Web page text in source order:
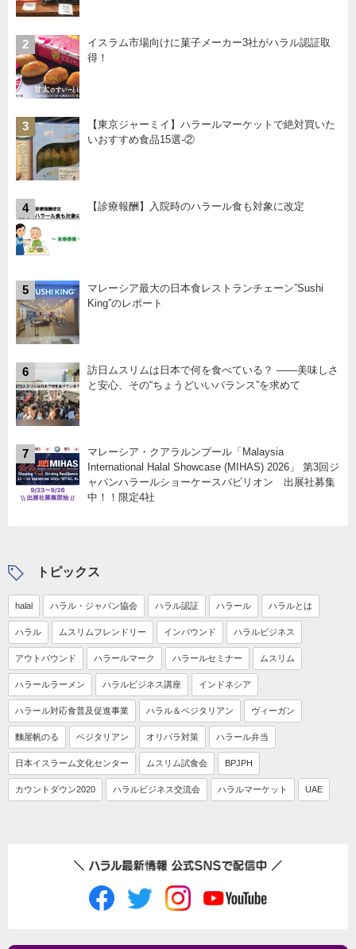
2
イスラム市場向けに菓子メーカー3社がハラル認証取
得！
3
【東京ジャーミイ】ハラールマーケットで絶対買いた
いおすすめ食品15選-②
4 【診療報酬】入院時のハラール食も対象に改定
5
マレーシア最大の日本食レストランチェーン”Sushi
King”のレポート
6
訪日ムスリムは日本で何を食べている？ ――美味しさ
と安心、その“ちょうどいいバランス”を求めて
7
マレーシア・クアラルンプール「Malaysia
International Halal Showcase (MIHAS) 2026」 第3回ジ
ャパンハラールショーケースパビリオン 出展社募集
中！！限定4社
トピックス
halal ハラル・ジャパン協会 ハラル認証 ハラール ハラルとは
ハラル ムスリムフレンドリー インバウンド ハラルビジネス
アウトバウンド ハラールマーク ハラールセミナー ムスリム
ハラールラーメン ハラルビジネス講座 インドネシア
ハラール対応食普及促進事業 ハラル＆ベジタリアン ヴィーガン
麵屋帆のる ベジタリアン オリパラ対策 ハラール弁当
日本イスラーム文化センター ムスリム試食会 BPJPH
カウントダウン2020 ハラルビジネス交流会 ハラルマーケット UAE